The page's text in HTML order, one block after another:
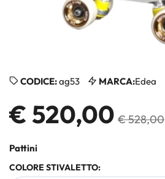
CODICE:ag53 MARCA:Edea
€ 520,00 € 528,00
Pattini
COLORE STIVALETTO: